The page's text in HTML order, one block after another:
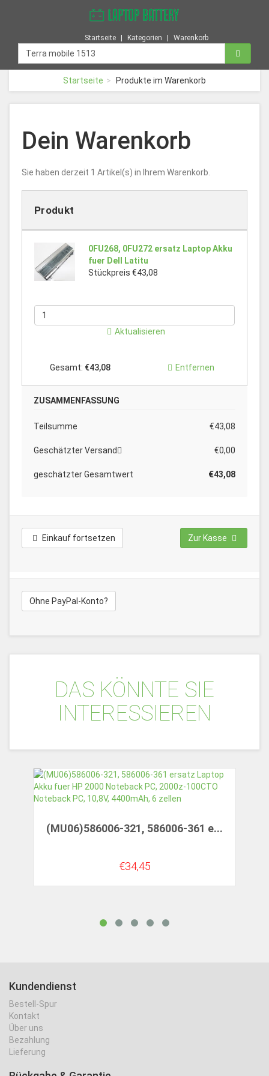
Startseite Kategorien Warenkorb
Startseite Produkte im Warenkorb
Dein Warenkorb
Sie haben derzeit 1 Artikel(s) in Ihrem Warenkorb.
Produkt
0FU268, 0FU272 ersatz Laptop Akku
fuer Dell Latitu
Stückpreis €43,08
Aktualisieren
Gesamt: €43,08 Entfernen
ZUSAMMENFASSUNG
Teilsumme €43,08
Geschätzter Versand €0,00
geschätzter Gesamtwert €43,08
Einkauf fortsetzen Zur Kasse
Ohne PayPal-Konto?
DAS KÖNNTE SIE
INTERESSIEREN
(MU06)586006-321, 586006-361 e...
€34,45
Kundendienst
Bestell-Spur
Kontakt
Über uns
Bezahlung
Lieferung